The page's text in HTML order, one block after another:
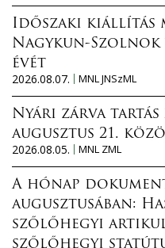
Időszaki kiállítás
Nagykun-Szolnok
évét
2026.08.07.
MNL JNSzML
Nyári zárva tartás
augusztus 21.
2026.08.05.
MNL ZML
A hónap
augusztusában:
szőlőhegyi
szőlőhegyi